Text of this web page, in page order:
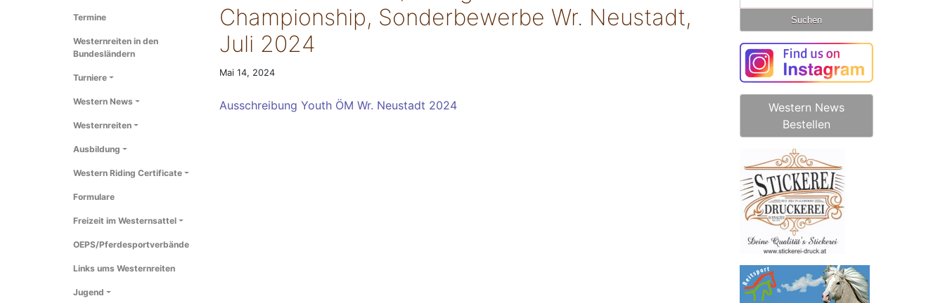
Termine
Westernreiten in den
Bundesländern
Turniere
Western News
Westernreiten
Ausbildung
Western Riding Certificate
Formulare
Freizeit im Westernsattel
OEPS/Pferdesportverbände
Links ums Westernreiten
Jugend
Championship, Sonderbewerbe Wr. Neustadt,
Juli 2024
Mai 14, 2024
Ausschreibung Youth ÖM Wr. Neustadt 2024
nach:
Western News
Bestellen